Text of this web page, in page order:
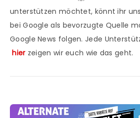
unterstützen möchtet, könnt ihr
bei Google als bevorzugte Quelle
Google News folgen. Jede
hier zeigen wir euch wie das geht.